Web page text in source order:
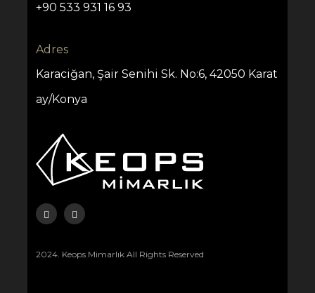
+90 533 931 16 93
Adres
Karaciğan, Şair Senihi Sk. No:6, 42050 Karat
ay/Konya
2024. Keops Mimarlık All Rights Reserved